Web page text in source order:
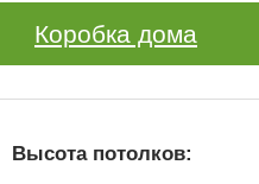
Коробка дома
Высота потолков: